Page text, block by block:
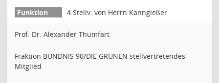
4.Stellv. von Herrn Kanngießer
Prof. Dr. Alexander Thumfart
Fraktion BÜNDNIS 90/DIE GRÜNEN stellvertretendes
Mitglied